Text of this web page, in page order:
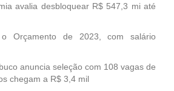
avalia desbloquear R$ 547,3 mi até
o Orçamento de 2023, com salário
anuncia seleção com 108 vagas de
chegam a R$ 3,4 mil